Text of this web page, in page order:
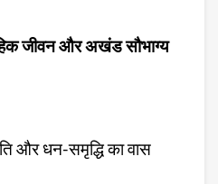
जीवन और अखंड सौभाग्य
और धन-समृद्धि का वास